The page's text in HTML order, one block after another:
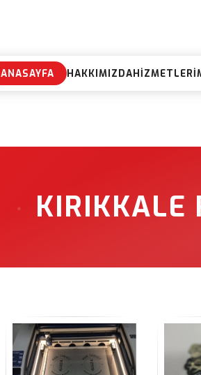
ANASAYFA HAKKIMIZDA
KIRIKKALE